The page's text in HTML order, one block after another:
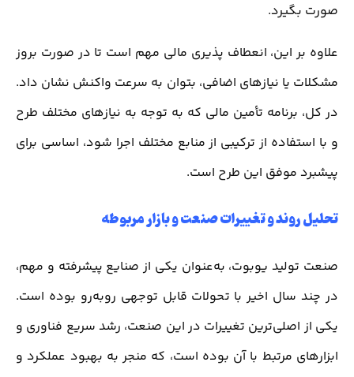
صورت بگیرد.
علاوه بر این، انعطاف پذیری مالی مهم است تا در صورت بروز
مشکلات یا نیازهای اضافی، بتوان به سرعت واکنش نشان داد.
در کل، برنامه تأمین مالی که به توجه به نیازهای مختلف طرح
و با استفاده از ترکیبی از منابع مختلف اجرا شود، اساسی برای
پیشبرد موفق این طرح است.
تحلیل روند و تغییرات صنعت و بازار مربوطه
صنعت تولید یوبوت، به‌عنوان یکی از صنایع پیشرفته و مهم،
در چند سال اخیر با تحولات قابل توجهی روبه‌رو بوده است.
یکی از اصلی‌ترین تغییرات در این صنعت، رشد سریع فناوری و
ابزارهای مرتبط با آن بوده است، که منجر به بهبود عملکرد و